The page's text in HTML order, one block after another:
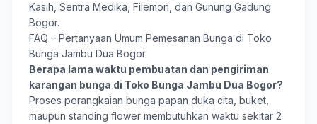
Kasih, Sentra Medika, Filemon, dan Gunung Gadung
Bogor.
FAQ – Pertanyaan Umum Pemesanan Bunga di Toko
Bunga Jambu Dua Bogor
Berapa lama waktu pembuatan dan pengiriman
karangan bunga di Toko Bunga Jambu Dua Bogor?
Proses perangkaian bunga papan duka cita, buket,
maupun standing flower membutuhkan waktu sekitar 2